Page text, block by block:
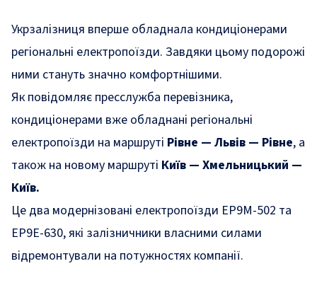
Укрзалізниця вперше обладнала кондиціонерами
регіональні електропоїзди. Завдяки цьому подорожі
ними стануть значно комфортнішими.
Як повідомляє пресслужба перевізника,
кондиціонерами вже обладнані регіональні
електропоїзди на маршруті Рівне — Львів — Рівне, а
також на новому маршруті Київ — Хмельницький —
Київ.
Це два модернізовані електропоїзди ЕР9М-502 та
ЕР9Е-630, які залізничники власними силами
відремонтували на потужностях компанії.